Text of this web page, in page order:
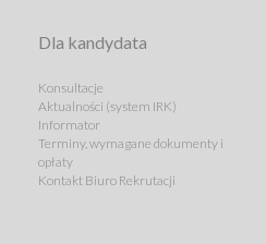
Dla kandydata
Konsultacje
Aktualności (system IRK)
Informator
Terminy, wymagane dokumenty i
opłaty
Kontakt Biuro Rekrutacji